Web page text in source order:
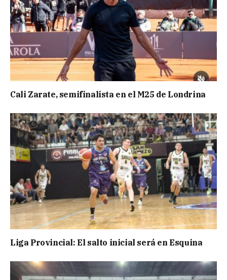
Cali Zarate, semifinalista en el M25 de Londrina
Liga Provincial: El salto inicial será en Esquina